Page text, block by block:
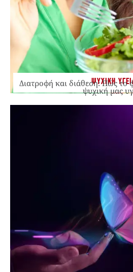
ΨΥΧΙΚΗ
Διατροφή και διάθεση: Πώς το
ψυχική μας